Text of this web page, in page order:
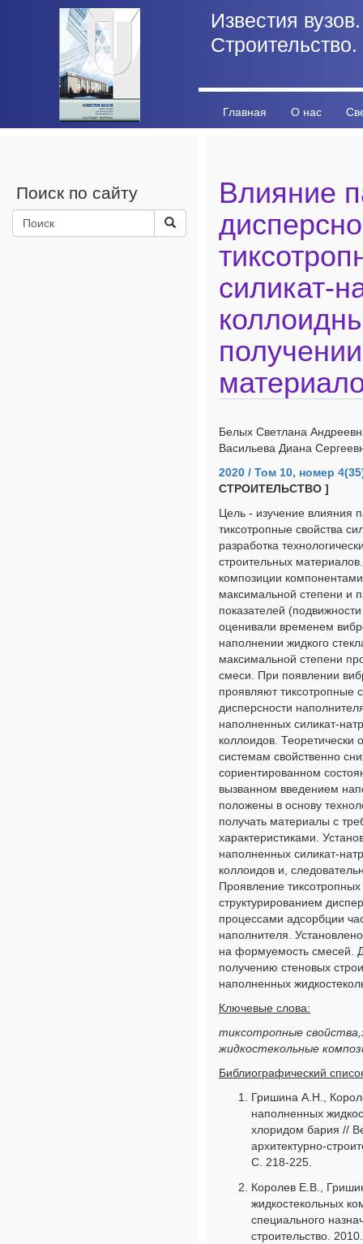
Известия
Главная О нас
Поиск по сайту
Влияние
силикат-
Белых Светлана
Васильева Диана
2020 / Том 10, номер
СТРОИТЕЛЬСТВО ]
Цель - изучение влияния
тиксотропные свойства
разработка
строительных
композиции
максимальной степени и
показателей
оценивали временем
наполнении жидкого
максимальной степени
смеси. При появлении
проявляют тиксотропные
дисперсности
наполненных силикат-
коллоидов.
системам свойственно
сориентированном
вызванном введением
положены в основу
получать материалы с
характеристиками.
наполненных силикат-
коллоидов и,
Проявление
структурированием
процессами адсорбции
наполнителя.
на формуемость смесей.
получению стеновых
наполненных
Ключевые слова:
тиксотропные
жидкостекольные
Библиографический
Гришина А.Н.,
наполненных
хлоридом бария //
архитектурно-
С. 218-225.
Королев Е.В.,
жидкостекольных
специального
строительство.